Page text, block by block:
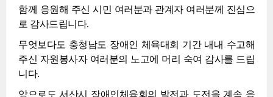
함께 응원해 주신 시민 여러분과 관계자 여러분께 진심으
로 감사드립니다.
무엇보다도 충청남도 장애인 체육대회 기간 내내 수고해
주신 자원봉사자 여러분의 노고에 머리 숙여 감사를 드립
니다.
앞으로도 서산시 장애인체육회의 발전과 도전을 계속 응